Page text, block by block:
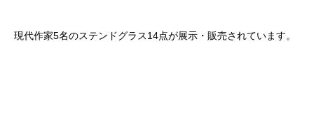
現代作家5名のステンドグラス14点が展示・販売されています。